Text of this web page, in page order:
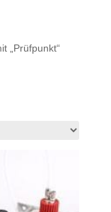
„Prüfpunkt“